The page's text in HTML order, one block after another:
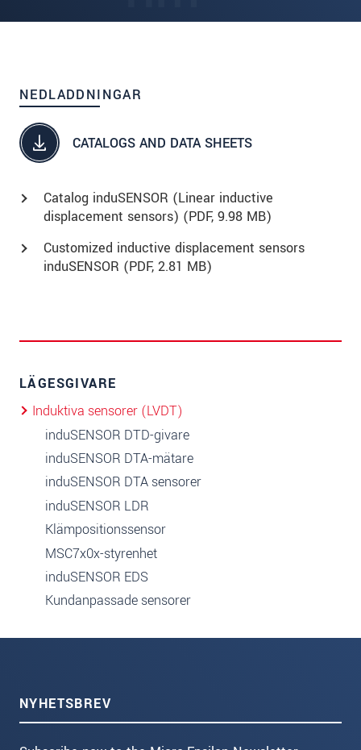
NEDLADDNINGAR
CATALOGS AND DATA SHEETS
Catalog induSENSOR (Linear inductive
displacement sensors) (PDF, 9.98 MB)
Customized inductive displacement sensors
induSENSOR (PDF, 2.81 MB)
LÄGESGIVARE
Induktiva sensorer (LVDT)
induSENSOR DTD-givare
induSENSOR DTA-mätare
induSENSOR DTA sensorer
induSENSOR LDR
Klämpositionssensor
MSC7x0x-styrenhet
induSENSOR EDS
Kundanpassade sensorer
NYHETSBREV